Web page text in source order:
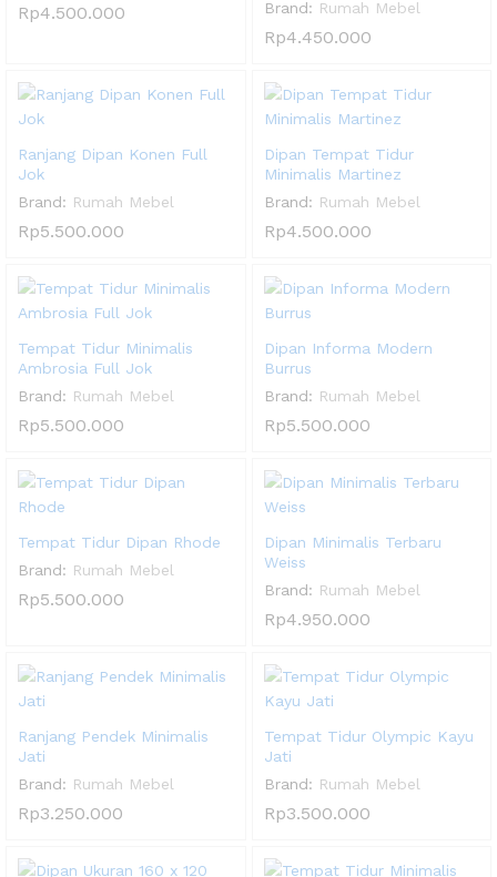
Rp4.500.000 Brand: Rumah Mebel
Rp4.450.000
Ranjang Dipan Konen Full
Jok
Brand: Rumah Mebel
Rp5.500.000
Dipan Tempat Tidur
Minimalis Martinez
Brand: Rumah Mebel
Rp4.500.000
Tempat Tidur Minimalis
Ambrosia Full Jok
Brand: Rumah Mebel
Rp5.500.000
Dipan Informa Modern
Burrus
Brand: Rumah Mebel
Rp5.500.000
Tempat Tidur Dipan Rhode
Brand: Rumah Mebel
Rp5.500.000
Dipan Minimalis Terbaru
Weiss
Brand: Rumah Mebel
Rp4.950.000
Ranjang Pendek Minimalis
Jati
Brand: Rumah Mebel
Rp3.250.000
Tempat Tidur Olympic Kayu
Jati
Brand: Rumah Mebel
Rp3.500.000